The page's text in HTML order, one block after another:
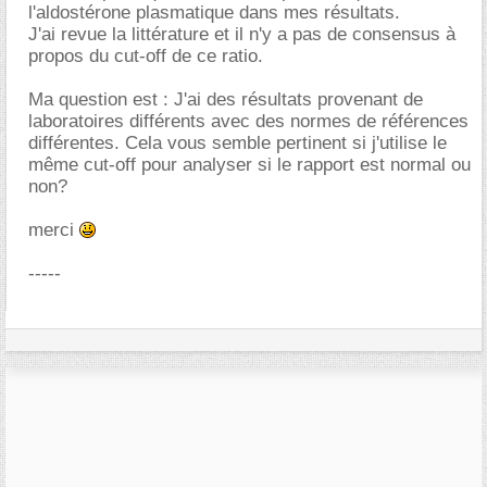
l'aldostérone plasmatique dans mes résultats.
J'ai revue la littérature et il n'y a pas de consensus à
propos du cut-off de ce ratio.
Ma question est : J'ai des résultats provenant de
laboratoires différents avec des normes de références
différentes. Cela vous semble pertinent si j'utilise le
même cut-off pour analyser si le rapport est normal ou
non?
merci
-----